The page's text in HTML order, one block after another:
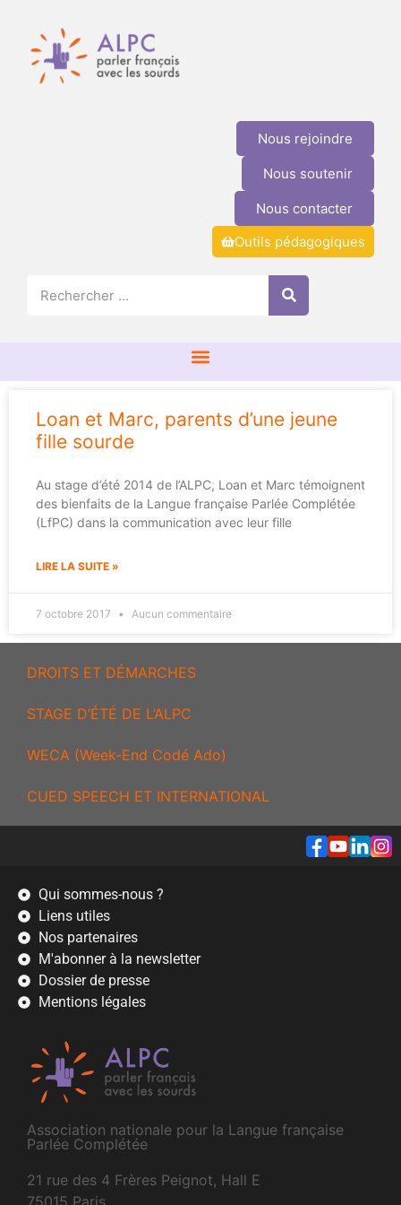
Nous rejoindre
Nous soutenir
Nous contacter
Outils pédagogiques
Loan et Marc, parents d’une jeune
fille sourde
Au stage d’été 2014 de l’ALPC, Loan et Marc témoignent
des bienfaits de la Langue française Parlée Complétée
(LfPC) dans la communication avec leur fille
LIRE LA SUITE »
7 octobre 2017 Aucun commentaire
DROITS ET DÉMARCHES
STAGE D’ÉTÉ DE L’ALPC
WECA (Week-End Codé Ado)
CUED SPEECH ET INTERNATIONAL
Association nationale pour la Langue française
Parlée Complétée
21 rue des 4 Frères Peignot, Hall E
75015 Paris
Qui sommes-nous ?
Liens utiles
Nos partenaires
M'abonner à la newsletter
Dossier de presse
Mentions légales